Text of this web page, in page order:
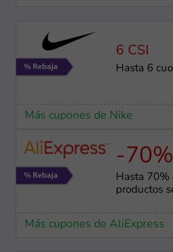
6 CSI
Hasta 6
Más cupones de Nike
-70%
Hasta 70%
productos
Más cupones de AliExpress